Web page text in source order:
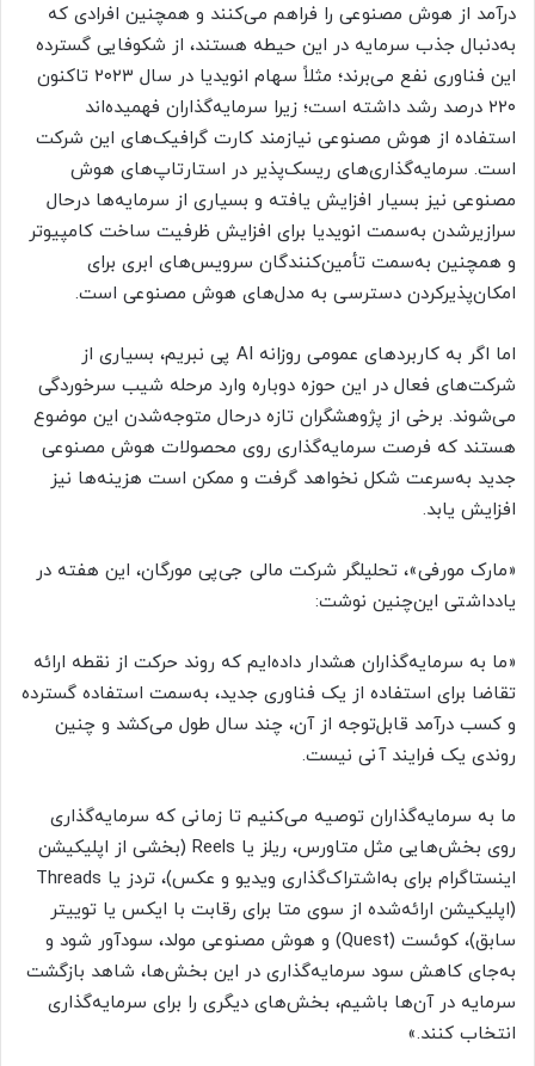
درآمد از هوش مصنوعی را فراهم می‌کنند و همچنین افرادی که
به‌دنبال جذب سرمایه در این حیطه هستند، از شکوفایی گسترده
این فناوری نفع می‌برند؛ مثلاً سهام انویدیا در سال ۲۰۲۳ تاکنون
۲۲۰ درصد رشد داشته است؛ زیرا سرمایه‌گذاران فهمیده‌اند
استفاده از هوش مصنوعی نیازمند کارت گرافیک‌های این شرکت
است. سرمایه‌گذاری‌های ریسک‌پذیر در استارتاپ‌های هوش
مصنوعی نیز بسیار افزایش یافته و بسیاری از سرمایه‌ها درحال
سرازیرشدن به‌سمت انویدیا برای افزایش ظرفیت ساخت کامپیوتر
و همچنین به‌سمت تأمین‌کنندگان سرویس‌های ابری برای
امکان‌پذیرکردن دسترسی به مدل‌های هوش مصنوعی است.
اما اگر به کاربردهای عمومی روزانه AI پی نبریم، بسیاری از
شرکت‌های فعال در این حوزه دوباره وارد مرحله شیب سرخوردگی
می‌شوند. برخی از پژوهشگران تازه درحال متوجه‌شدن این موضوع
هستند که فرصت سرمایه‌گذاری روی محصولات هوش مصنوعی
جدید به‌سرعت شکل نخواهد گرفت و ممکن است هزینه‌ها نیز
افزایش یابد.
«مارک مورفی»، تحلیلگر شرکت مالی جی‌‌پی مورگان، این هفته در
یادداشتی این‌چنین نوشت:
«ما به سرمایه‌گذاران هشدار داده‌ایم که روند حرکت از نقطه ارائه
تقاضا برای استفاده از یک فناوری جدید، به‌سمت استفاده گسترده
و کسب درآمد قابل‌توجه از آن، چند سال طول می‌کشد و چنین
روندی یک فرایند آنی نیست.
ما به سرمایه‌گذاران توصیه می‌کنیم تا زمانی که سرمایه‌گذاری
روی بخش‌هایی مثل متاورس، ریلز یا Reels (بخشی از اپلیکیشن
اینستاگرام برای به‌اشتراک‌گذاری ویدیو و عکس)، تردز یا Threads
(اپلیکیشن ارائه‌شده از سوی متا برای رقابت با ایکس یا توییتر
سابق)، کوئست (Quest) و هوش مصنوعی مولد، سودآور شود و
به‌جای کاهش سود سرمایه‌گذاری در این بخش‌ها، شاهد بازگشت
سرمایه در آن‌ها باشیم، بخش‌های دیگری را برای سرمایه‌گذاری
انتخاب کنند.»